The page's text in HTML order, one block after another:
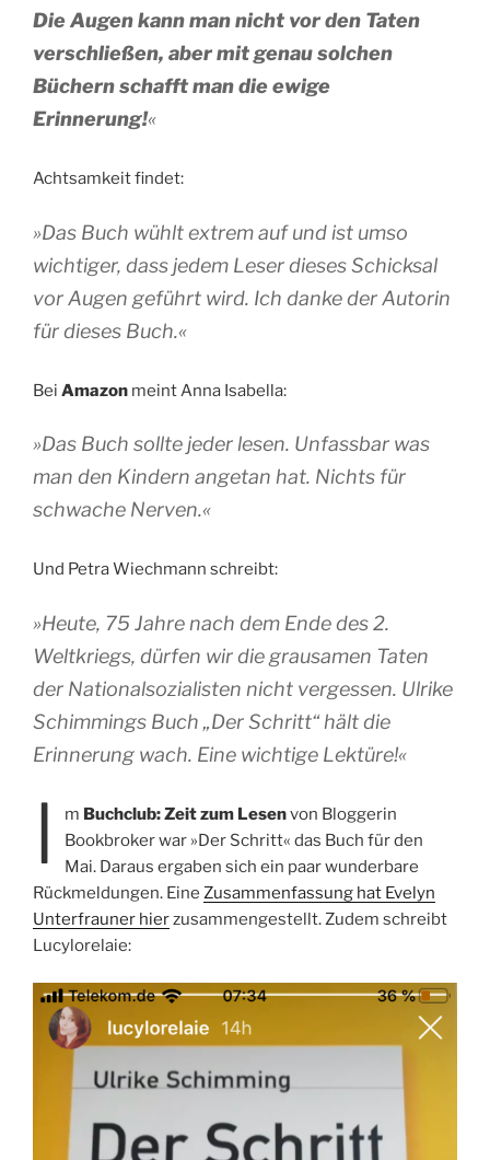
Die Augen kann man nicht vor den Taten
verschließen, aber mit genau solchen
Büchern schafft man die ewige
Erinnerung!«
Achtsamkeit findet:
»Das Buch wühlt extrem auf und ist umso
wichtiger, dass jedem Leser dieses Schicksal
vor Augen geführt wird. Ich danke der Autorin
für dieses Buch.«
Bei Amazon meint Anna Isabella:
»Das Buch sollte jeder lesen. Unfassbar was
man den Kindern angetan hat. Nichts für
schwache Nerven.«
Und Petra Wiechmann schreibt:
»Heute, 75 Jahre nach dem Ende des 2.
Weltkriegs, dürfen wir die grausamen Taten
der Nationalsozialisten nicht vergessen. Ulrike
Schimmings Buch „Der Schritt“ hält die
Erinnerung wach. Eine wichtige Lektüre!«
I m Buchclub: Zeit zum Lesenvon Bloggerin
Bookbroker war »Der Schritt« das Buch für den
Mai. Daraus ergaben sich ein paar wunderbare
Rückmeldungen. Eine Zusammenfassung hat Evelyn
Unterfrauner hierzusammengestellt. Zudem schreibt
Lucylorelaie: